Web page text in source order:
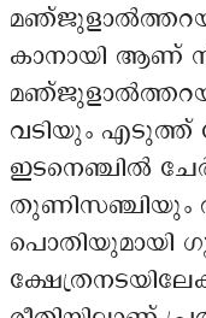
കാനായി ആണ്
വടിയും
ഇടനെഞ്ചിൽ
തുണിസഞ്ചിയും
പൊതിയുമായി